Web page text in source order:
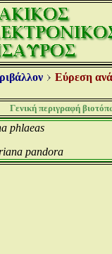
Εύρεση
Γενική περιγραφή
phlaeas
pandora